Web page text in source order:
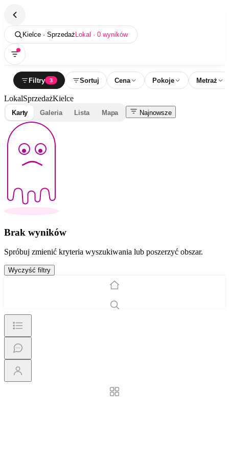
Kielce · Sprzedaż Lokal · 0 wyników
Filtry 3 Sortuj Cena Pokoje Metraż
LokalSprzedażKielce
Karty Galeria Lista Mapa Najnowsze
Brak wyników
Spróbuj zmienić kryteria wyszukiwania lub poszerzyć obszar.
Wyczyść filtry